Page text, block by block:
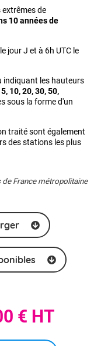
extrêmes de
10 années de
le jour J et à 6h UTC le
indiquant les hauteurs
5, 10, 20, 30, 50,
sous la forme d'un
traité sont également
des stations les plus
de France métropolitaine
€ HT